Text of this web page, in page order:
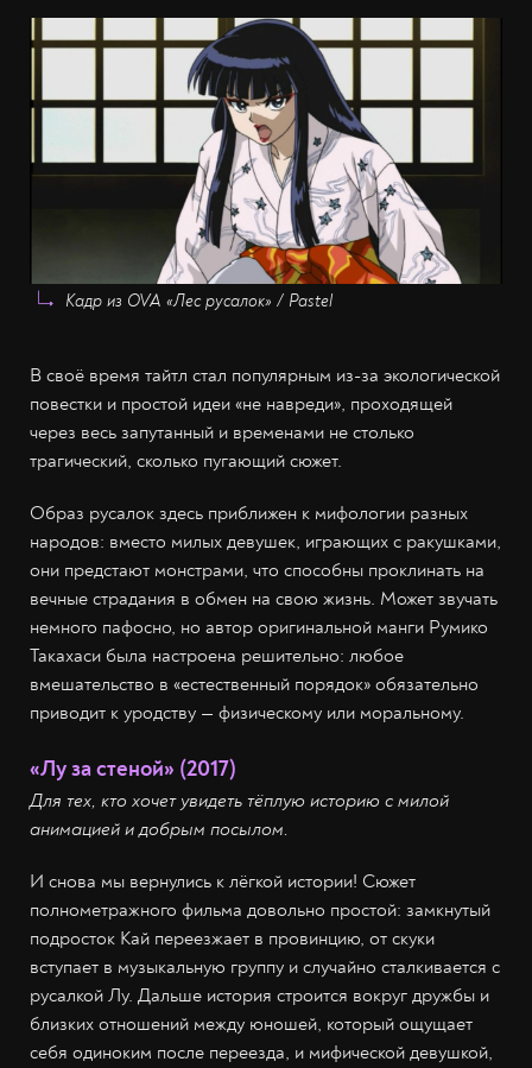
Кадр из OVA «Лес русалок» / Pastel
В своё время тайтл стал популярным из-за экологической
повестки и простой идеи «не навреди», проходящей
через весь запутанный и временами не столько
трагический, сколько пугающий сюжет.
Образ русалок здесь приближен к мифологии разных
народов: вместо милых девушек, играющих с ракушками,
они предстают монстрами, что способны проклинать на
вечные страдания в обмен на свою жизнь. Может звучать
немного пафосно, но автор оригинальной манги Румико
Такахаси была настроена решительно: любое
вмешательство в «естественный порядок» обязательно
приводит к уродству — физическому или моральному.
«Лу за стеной» (2017)
Для тех, кто хочет увидеть тёплую историю с милой
анимацией и добрым посылом.
И снова мы вернулись к лёгкой истории! Сюжет
полнометражного фильма довольно простой: замкнутый
подросток Кай переезжает в провинцию, от скуки
вступает в музыкальную группу и случайно сталкивается с
русалкой Лу. Дальше история строится вокруг дружбы и
близких отношений между юношей, который ощущает
себя одиноким после переезда, и мифической девушкой,